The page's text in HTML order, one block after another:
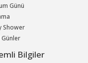
Günü
Shower
Günler
Bilgiler